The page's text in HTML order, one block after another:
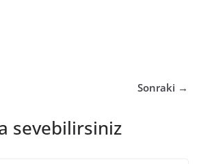
Sonraki →
sevebilirsiniz